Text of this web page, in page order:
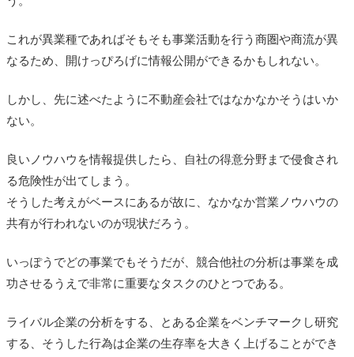
これが異業種であればそもそも事業活動を行う商圏や商流が異
なるため、開けっぴろげに情報公開ができるかもしれない。
しかし、先に述べたように不動産会社ではなかなかそうはいか
ない。
良いノウハウを情報提供したら、自社の得意分野まで侵食され
る危険性が出てしまう。
そうした考えがベースにあるが故に、なかなか営業ノウハウの
共有が行われないのが現状だろう。
いっぽうでどの事業でもそうだが、競合他社の分析は事業を成
功させるうえで非常に重要なタスクのひとつである。
ライバル企業の分析をする、とある企業をベンチマークし研究
する、そうした行為は企業の生存率を大きく上げることができ